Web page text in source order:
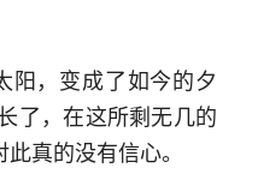
阳，变成了如今的夕
了，在这所剩无几的
真的没有信心。